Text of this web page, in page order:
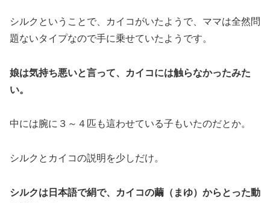
シルクということで、カイコがいたようで、ママは全然問
題ないタイプなので手に乗せていたようです。
娘は気持ち悪いと言って、カイコには触らなかったみた
い。
中には腕に３～４匹も這わせている子もいたのだとか。
シルクとカイコの説明を少しだけ。
シルクは日本語で絹で、カイコの繭（まゆ）からとった動